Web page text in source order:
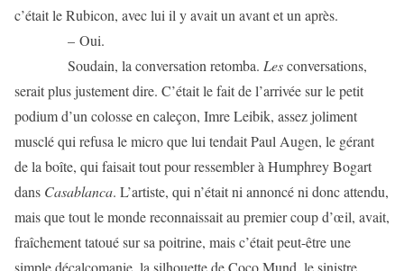
c’était le Rubicon, avec lui il y avait un avant et un après.
– Oui.
Soudain, la conversation retomba. Lesconversations,
serait plus justement dire. C’était le fait de l’arrivée sur le petit
podium d’un colosse en caleçon, Imre Leibik, assez joliment
musclé qui refusa le micro que lui tendait Paul Augen, le gérant
de la boîte, qui faisait tout pour ressembler à Humphrey Bogart
dans Casablanca. L’artiste, qui n’était ni annoncé ni donc attendu,
mais que tout le monde reconnaissait au premier coup d’œil, avait,
fraîchement tatoué sur sa poitrine, mais c’était peut-être une
simple décalcomanie, la silhouette de Coco Mund, le sinistre